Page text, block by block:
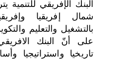
البنك الإفريقي للتنمية
شمال إفريقيا
بالتشغيل والتعليم
على أنّ البنك
تاريخيا واستراتيجيا